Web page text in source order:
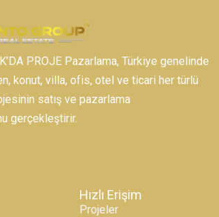
PROJE Pazarlama, Türkiye genelinde
konut, villa, ofis, otel ve ticari her türlü
satış ve pazarlama
gerçekleştirir.
Hızlı Erişim
Projeler